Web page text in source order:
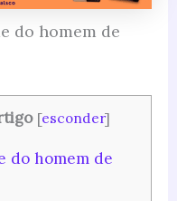
do homem de
[esconder]
do homem de